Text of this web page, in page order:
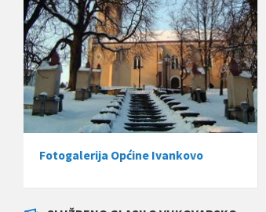
Fotogalerija Općine Ivankovo